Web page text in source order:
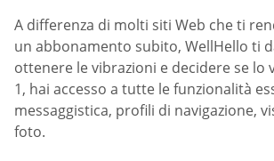
A differenza di molti siti Web che ti
un abbonamento subito, WellHello ti
ottenere le vibrazioni e decidere se lo
1, hai accesso a tutte le funzionalità
messaggistica, profili di navigazione,
foto.